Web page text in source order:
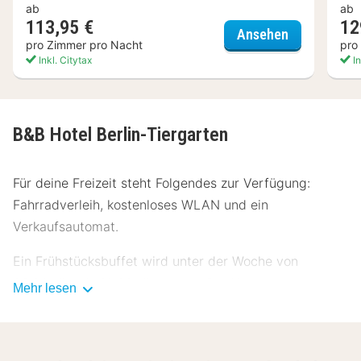
ab
113,95 €
pro Zimmer pro Nacht
Inkl. Citytax
Ansehen
ab
pro
B&B Hotel Berlin-Tiergarten
Für deine Freizeit steht Folgendes zur Verfügung:
Fahrradverleih, kostenloses WLAN und ein
Verkaufsautomat.
Ein Frühstücksbuffet wird unter der Woche von
06:00 Uhr bis 10:00 Uhr gegen Gebühr angeboten.
Mehr lesen